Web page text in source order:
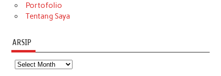
Portofolio
Tentang Saya
ARSIP
Arsip